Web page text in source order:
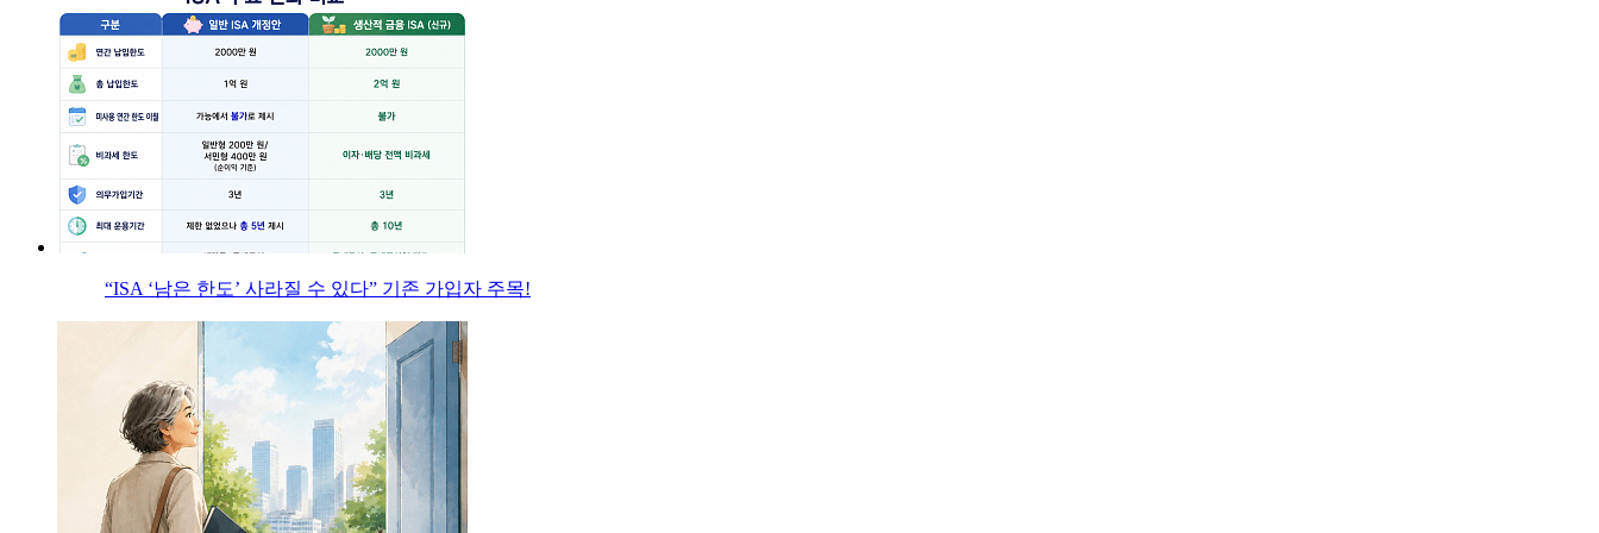
“ISA ‘남은 한도’ 사라질 수 있다” 기존 가입자 주목!